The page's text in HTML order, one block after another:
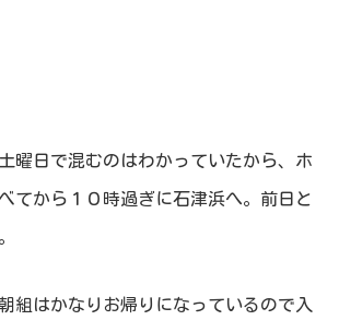
曜日で混むのはわかっていたから、ホ
てから１０時過ぎに石津浜へ。前日と
組はかなりお帰りになっているので入